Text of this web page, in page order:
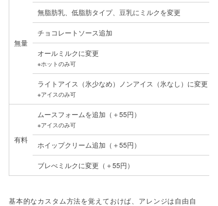
無量
無脂肪乳、低脂肪タイプ、豆乳にミルクを変更
チョコレートソース追加
オールミルクに変更
※ホットのみ可
ライトアイス（氷少なめ）ノンアイス（氷なし）に変更
※アイスのみ可
有料
ムースフォームを追加（＋55円）
※アイスのみ可
ホイップクリーム追加（＋55円）
ブレべミルクに変更（＋55円）
基本的なカスタム方法を覚えておけば、アレンジは自由自